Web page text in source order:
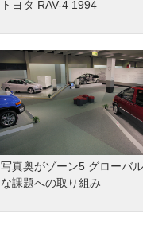
トヨタ RAV-4 1994
写真奥がゾーン5 グローバル
な課題への取り組み